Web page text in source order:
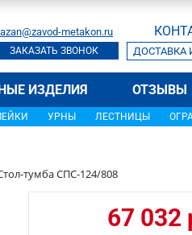
metakon.ru
ЗАКАЗАТЬ ЗВОНОК ДОСТАВКА
ИЗДЕЛИЯ ОТЗЫВЫ
УРНЫ ЛЕСТНИЦЫ
тумба СПС-124/808
67 032